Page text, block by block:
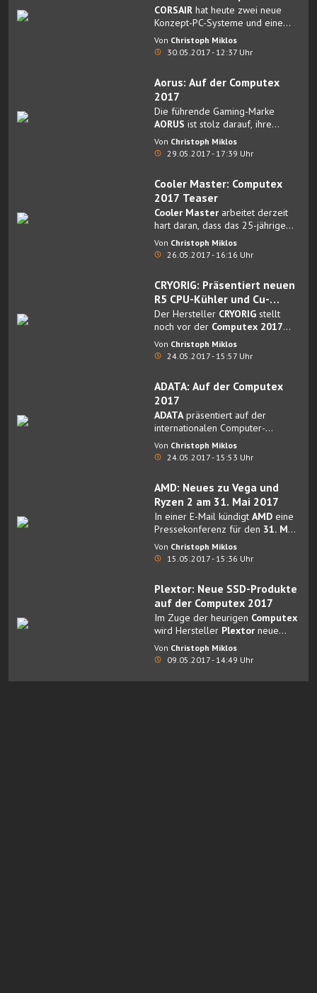
CORSAIR hat heute zwei neue
Konzept-PC-Systeme und eine
Reihe innovativer neuer
Technologien vorgestellt, die die
Von Christoph Miklos
30.05.2017 - 12:37 Uhr
Aorus: Auf der Computex
2017
Die führende Gaming-Marke
AORUS ist stolz darauf, ihre
Anwesenheit auf der
2017 bekannt zu geben, welche
Von Christoph Miklos
29.05.2017 - 17:39 Uhr
Cooler Master: Computex
2017 Teaser
Cooler Master arbeitet derzeit
hart daran, dass das 25-jährige
Jubiläum des Unternehmens lange
im Gedächtnis unserer Kunden
Von Christoph Miklos
26.05.2017 - 16:16 Uhr
CRYORIG: Präsentiert neuen
R5 CPU-Kühler und Cu-
Produktreihe
Der Hersteller CRYORIG stellt
noch vor der Computex 2017
zwei seiner neuesten CPU-Kühler-
Projekte vor.
Von Christoph Miklos
24.05.2017 - 15:57 Uhr
ADATA: Auf der Computex
2017
ADATApräsentiert auf der
internationalen Computer-
Fachmesse
Computex
Mai bis 3. Juni 2017 in
Von Christoph Miklos
24.05.2017 - 15:53 Uhr
AMD: Neues zu Vega und
Ryzen 2 am 31. Mai 2017
In einer E-Mail kündigt AMD eine
Pressekonferenz für den 31. Mai
2017zwischen 10 und 11 Uhr
Ortszeit an.
Von Christoph Miklos
15.05.2017 - 15:36 Uhr
Plextor: Neue SSD-Produkte
auf der Computex 2017
Im Zuge der heurigen Computex
wird Hersteller Plextor neue
SSD-Produktepräsentieren.
Von Christoph Miklos
09.05.2017 - 14:49 Uhr